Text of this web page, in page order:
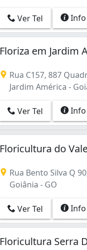
Ver Tel Info
Floriza em Jardim
Rua C157, 887
Jardim América -
Ver Tel Info
Floricultura do
Rua Bento Silva Q
Goiânia - GO
Ver Tel Info
Floricultura Serra